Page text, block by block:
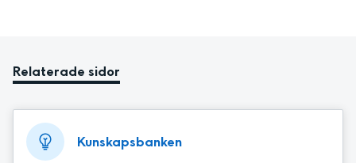
Relaterade sidor
Kunskapsbanken